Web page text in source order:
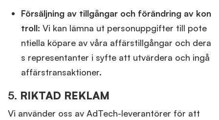
Försäljning av tillgångar och förändring av kon
troll: Vi kan lämna ut personuppgifter till pote
ntiella köpare av våra affärstillgångar och dera
s representanter i syfte att utvärdera och ingå
affärstransaktioner.
5. RIKTAD REKLAM
Vi använder oss av AdTech-leverantörer för att